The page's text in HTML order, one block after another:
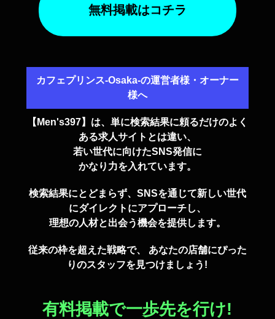
無料掲載はコチラ
カフェプリンス-Osaka-の運営者様・オーナー
様へ
【Men's397】は、単に検索結果に頼るだけのよく
ある求人サイトとは違い、
若い世代に向けたSNS発信に
かなり力を入れています。
検索結果にとどまらず、SNSを通じて新しい世代
にダイレクトにアプローチし、
理想の人材と出会う機会を提供します。
従来の枠を超えた戦略で、 あなたの店舗にぴった
りのスタッフを見つけましょう!
有料掲載で一歩先を行け!